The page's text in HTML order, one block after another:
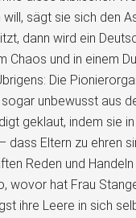
sägt sie sich den
dann wird ein
Chaos und in einem
Die
sogar unbewusst aus
geklaut, indem sie in
dass Eltern zu ehren
Reden und Handeln
wovor hat Frau
ihre Leere in sich